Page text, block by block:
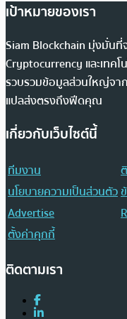
เป้าหมายของเรา
Siam Blockchain มุ่งมั่นที่
Cryptocurrency และเทค
รวบรวมข้อมูลส่วนใหญ่จาก
แปลส่งตรงถึงฟีดคุณ
เกี่ยวกับเว็บไซต์นี้
ทีมงาน
นโยบายความเป็นส่วนตัว
Advertise
ตั้งค่าคุกกี้
ติดตามเรา